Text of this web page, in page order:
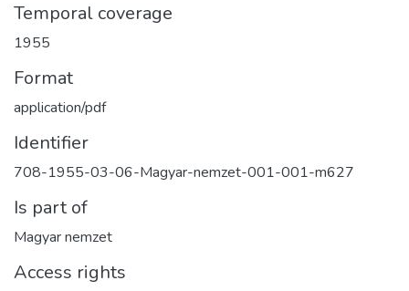
Temporal coverage
1955
Format
application/pdf
Identifier
708-1955-03-06-Magyar-nemzet-001-001-m627
Is part of
Magyar nemzet
Access rights